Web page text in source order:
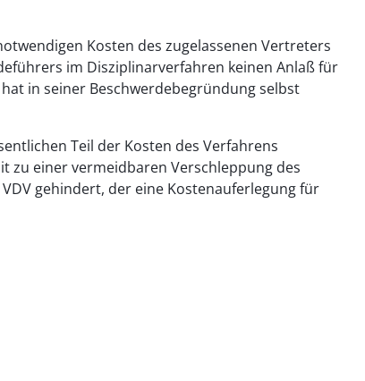
Kosten des zugelassenen Vertreters
im Disziplinarverfahren keinen Anlaß für
in seiner Beschwerdebegründung selbst
Teil der Kosten des Verfahrens
zu einer vermeidbaren Verschleppung des
gehindert, der eine Kostenauferlegung für